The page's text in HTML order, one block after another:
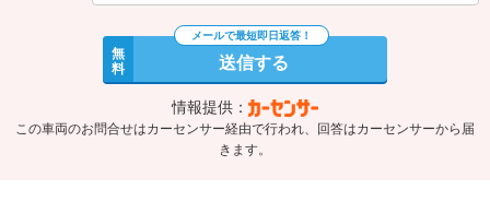
無
料 送信する
情報提供：
この車両のお問合せはカーセンサー経由で行われ、回答はカーセンサーから届
きます。